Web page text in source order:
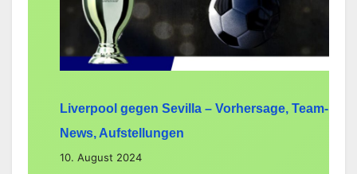
Team-
News,
Aufstellungen
Liverpool gegen Sevilla – Vorhersage, Team-
News, Aufstellungen
10. August 2024